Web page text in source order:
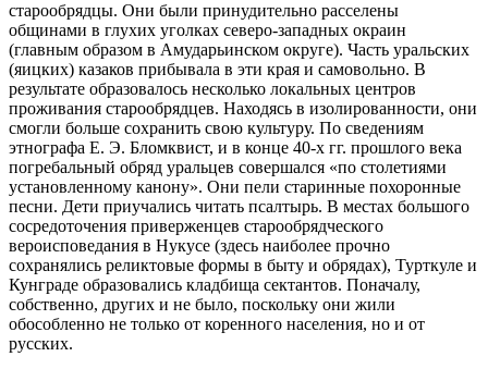
старообрядцы. Они были принудительно расселены
общинами в глухих уголках северо-западных окраин
(главным образом в Амударьинском округе). Часть уральских
(яицких) казаков прибывала в эти края и самовольно. В
результате образовалось несколько локальных центров
проживания старообрядцев. Находясь в изолированности, они
смогли больше сохранить свою культуру. По сведениям
этнографа Е. Э. Бломквист, и в конце 40-х гг. прошлого века
погребальный обряд уральцев совершался «по столетиями
установленному канону». Они пели старинные похоронные
песни. Дети приучались читать псалтырь. В местах большого
сосредоточения приверженцев старообрядческого
вероисповедания в Нукусе (здесь наиболее прочно
сохранялись реликтовые формы в быту и обрядах), Турткуле и
Кунграде образовались кладбища сектантов. Поначалу,
собственно, других и не было, поскольку они жили
обособленно не только от коренного населения, но и от
русских.